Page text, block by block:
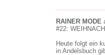
RAINER MODE
#22:
Heute folgt ein
in Andelsbuch